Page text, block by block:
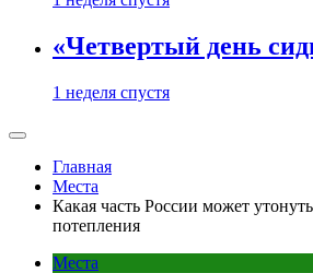
«Четвертый день
1 неделя спустя
Главная
Места
Какая часть России может
потепления
Места